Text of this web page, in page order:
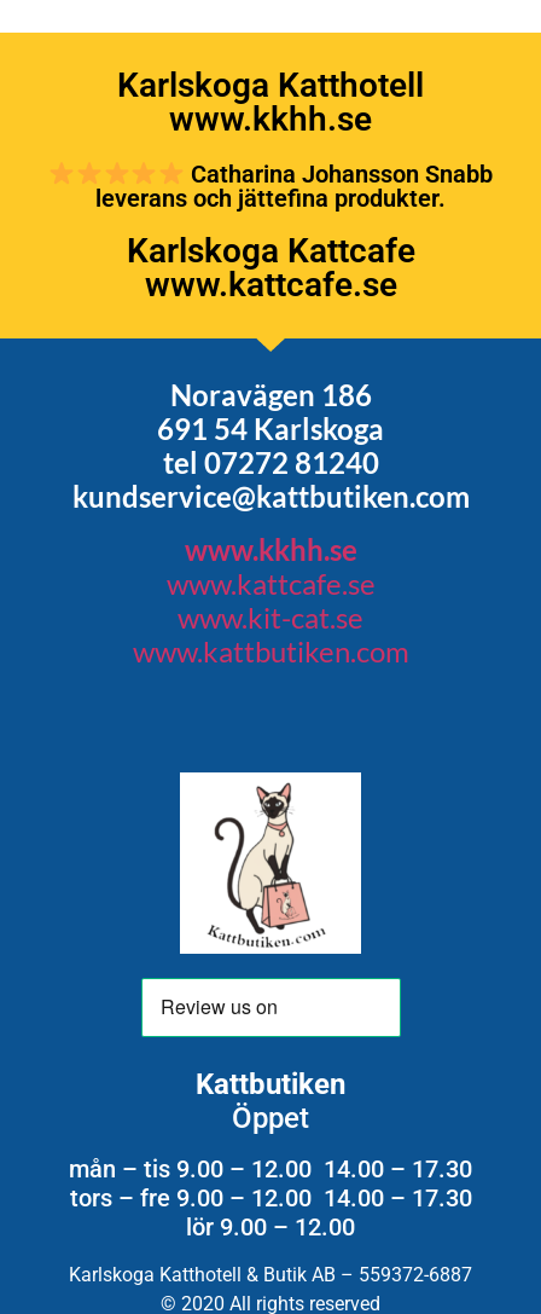
Karlskoga Katthotell
www.kkhh.se
Catharina Johansson Snabb
leverans och jättefina produkter.
Karlskoga Kattcafe
www.kattcafe.se
Noravägen 186
691 54 Karlskoga
tel 07272 81240
kundservice@kattbutiken.com
www.kkhh.se
www.kattcafe.se
www.kit-cat.se
www.kattbutiken.com
Kattbutiken
Öppet
mån – tis 9.00 – 12.00 14.00 – 17.30
tors – fre 9.00 – 12.00 14.00 – 17.30
lör 9.00 – 12.00
Karlskoga Katthotell & Butik AB – 559372-6887
© 2020 All rights reserved